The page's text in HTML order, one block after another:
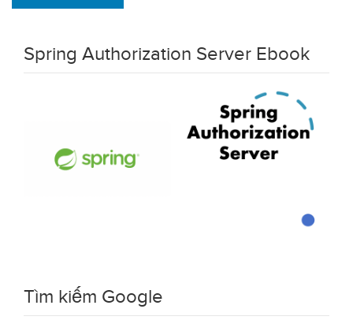
Spring Authorization Server Ebook
Tìm kiếm Google